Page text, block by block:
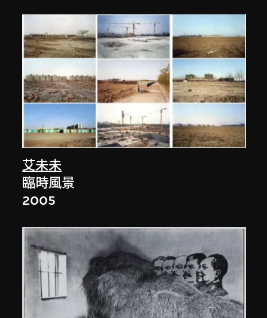
艾未未
臨時風景
2005